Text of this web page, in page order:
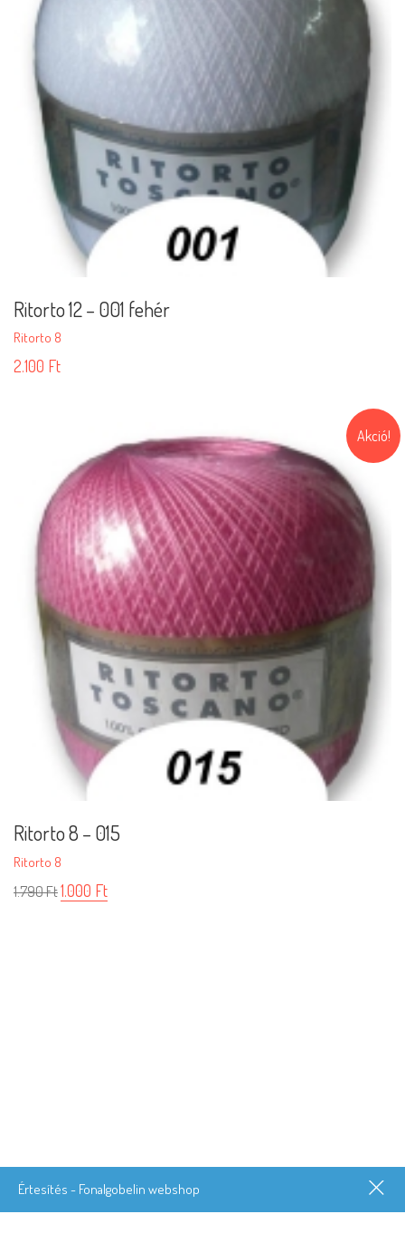
Ritorto 12 – 001 fehér
Ritorto 8
2.100 Ft
Akció!
Ritorto 8 – 015
Ritorto 8
1.790Ft1.000 Ft
Értesítés - Fonalgobelin webshop